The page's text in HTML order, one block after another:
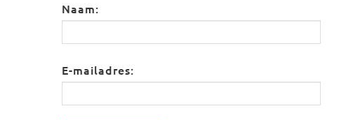
Naam:
E-mailadres: